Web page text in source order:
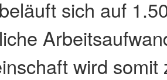
sich auf
wird